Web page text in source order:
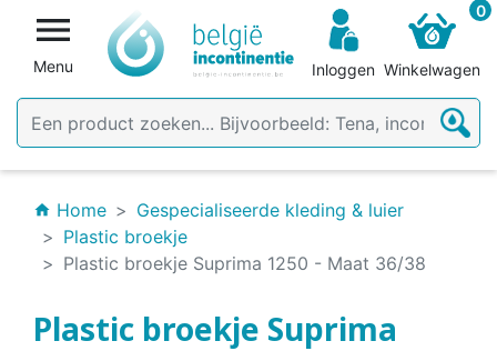

Menu Inloggen
0
Winkelwagen
home Home
Gespecialiseerde kleding & luier
Plastic broekje
Plastic broekje Suprima 1250 - Maat 36/38
Plastic broekje Suprima